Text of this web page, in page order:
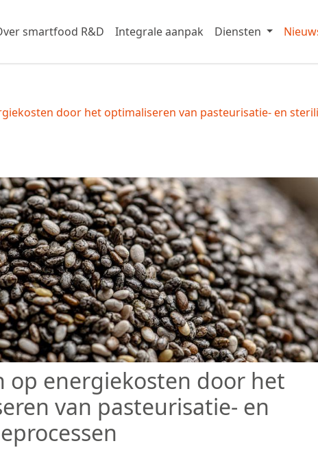
smartfood R&D Integrale aanpak Diensten
door het optimaliseren van pasteurisatie- en
op energiekosten door het
van pasteurisatie- en